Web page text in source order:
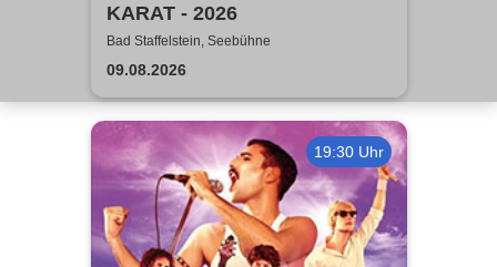
KARAT - 2026
Bad Staffelstein, Seebühne
09.08.2026
19:30 Uhr